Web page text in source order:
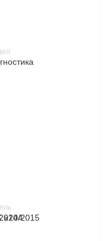
2015
x204